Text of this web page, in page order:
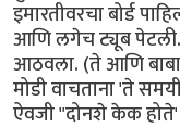
इमारतीवरचा बोर्ड
आणि लगेच ट्यूब पेटली.
आठवला. (ते आणि
मोडी वाचताना 'ते
ऐवजी "दोनशे केक